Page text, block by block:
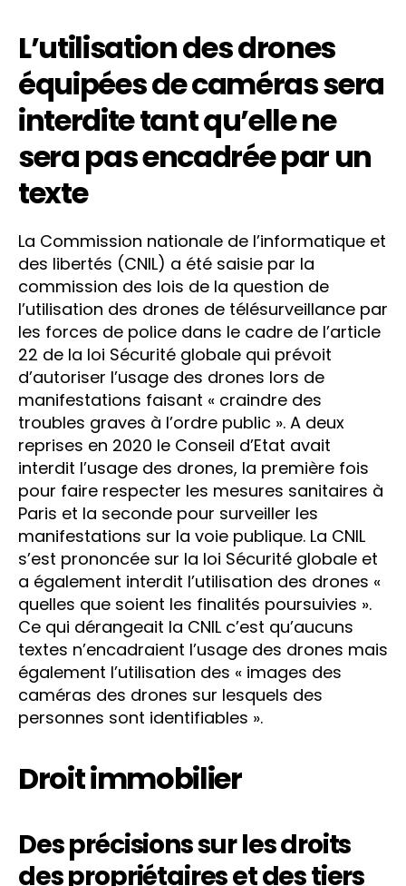
L’utilisation des drones
équipées de caméras sera
interdite tant qu’elle ne
sera pas encadrée par un
texte
La Commission nationale de l’informatique et
des libertés (CNIL) a été saisie par la
commission des lois de la question de
l’utilisation des drones de télésurveillance par
les forces de police dans le cadre de l’article
22 de la loi Sécurité globale qui prévoit
d’autoriser l’usage des drones lors de
manifestations faisant « craindre des
troubles graves à l’ordre public ». A deux
reprises en 2020 le Conseil d’Etat avait
interdit l’usage des drones, la première fois
pour faire respecter les mesures sanitaires à
Paris et la seconde pour surveiller les
manifestations sur la voie publique. La CNIL
s’est prononcée sur la loi Sécurité globale et
a également interdit l’utilisation des drones «
quelles que soient les finalités poursuivies ».
Ce qui dérangeait la CNIL c’est qu’aucuns
textes n’encadraient l’usage des drones mais
également l’utilisation des « images des
caméras des drones sur lesquels des
personnes sont identifiables ».
Droit immobilier
Des précisions sur les droits
des propriétaires et des tiers